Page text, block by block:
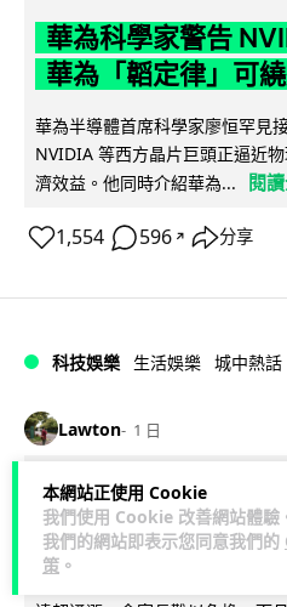
本網站正使用 Cookie
我們使用 Cookie 改善網站體驗
我們的網站即表示您同意我們的
策 。
華為科學家警告
華為「韜定律」可
華為半導體首席科學家廖恒罕見
NVIDIA 等西方晶片巨頭正逼近
濟效益。他同時介紹華為...
閱
1,554 596 ↗ 分享
科技娛樂 生活娛樂 城中熱話
Lawton 1 日
家長無得慳錢買二
二手教科書 學生無
社福界立法會議員陳文宜指，一